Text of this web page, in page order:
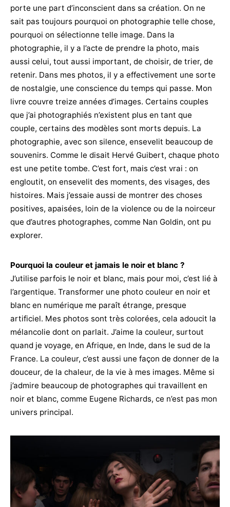
porte une part d’inconscient dans sa création. On ne
sait pas toujours pourquoi on photographie telle chose,
pourquoi on sélectionne telle image. Dans la
photographie, il y a l’acte de prendre la photo, mais
aussi celui, tout aussi important, de choisir, de trier, de
retenir. Dans mes photos, il y a effectivement une sorte
de nostalgie, une conscience du temps qui passe. Mon
livre couvre treize années d’images. Certains couples
que j’ai photographiés n’existent plus en tant que
couple, certains des modèles sont morts depuis. La
photographie, avec son silence, ensevelit beaucoup de
souvenirs. Comme le disait Hervé Guibert, chaque photo
est une petite tombe. C’est fort, mais c’est vrai : on
engloutit, on ensevelit des moments, des visages, des
histoires. Mais j’essaie aussi de montrer des choses
positives, apaisées, loin de la violence ou de la noirceur
que d’autres photographes, comme Nan Goldin, ont pu
explorer.
Pourquoi la couleur et jamais le noir et blanc ?
J’utilise parfois le noir et blanc, mais pour moi, c’est lié à
l’argentique. Transformer une photo couleur en noir et
blanc en numérique me paraît étrange, presque
artificiel. Mes photos sont très colorées, cela adoucit la
mélancolie dont on parlait. J’aime la couleur, surtout
quand je voyage, en Afrique, en Inde, dans le sud de la
France. La couleur, c’est aussi une façon de donner de la
douceur, de la chaleur, de la vie à mes images. Même si
j’admire beaucoup de photographes qui travaillent en
noir et blanc, comme Eugene Richards, ce n’est pas mon
univers principal.